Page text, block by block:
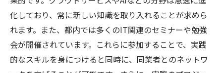
健康的なライフスタイルの提案
週末を充実させるための活動
化しており、常に新しい知識を取り入れることが求めら
れます。また、都内では多くのIT関連のセミナーや勉強
会が開催されています。これらに参加することで、実践
的なスキルを身につけると同時に、同業者とのネットワ